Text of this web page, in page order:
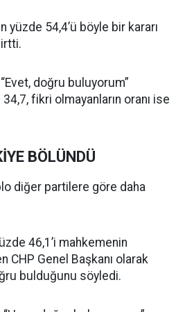
54,4’ü böyle bir kararı
doğru buluyorum”
fikri olmayanların oranı ise
BÖLÜNDÜ
diğer partilere göre daha
46,1’i mahkemenin
CHP Genel Başkanı olarak
bulduğunu söyledi.